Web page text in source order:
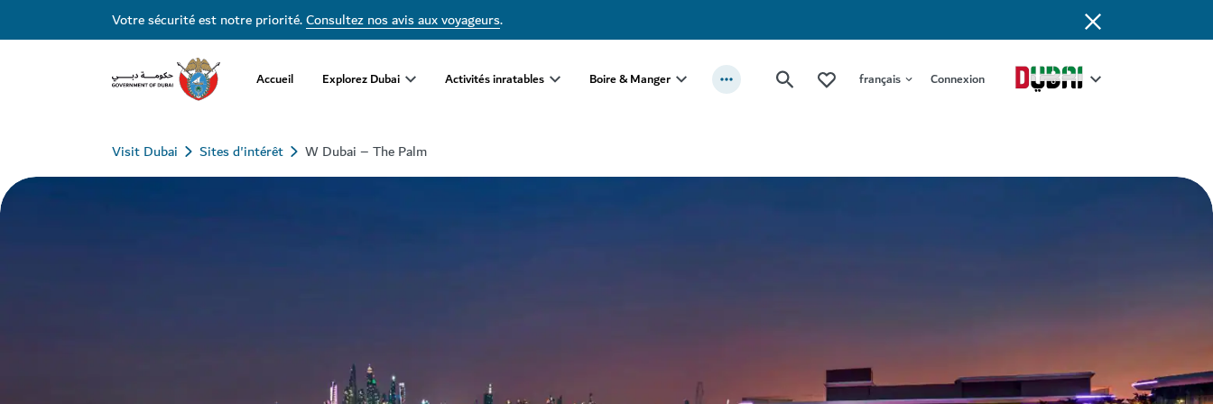
Votre sécurité est notre priorité.Consultez nos avis aux voyageurs.
Accueil Explorez Dubai Activités inratables Boire & Manger français Connexion
Visit Dubai Sites d'intérêt W Dubai – The Palm